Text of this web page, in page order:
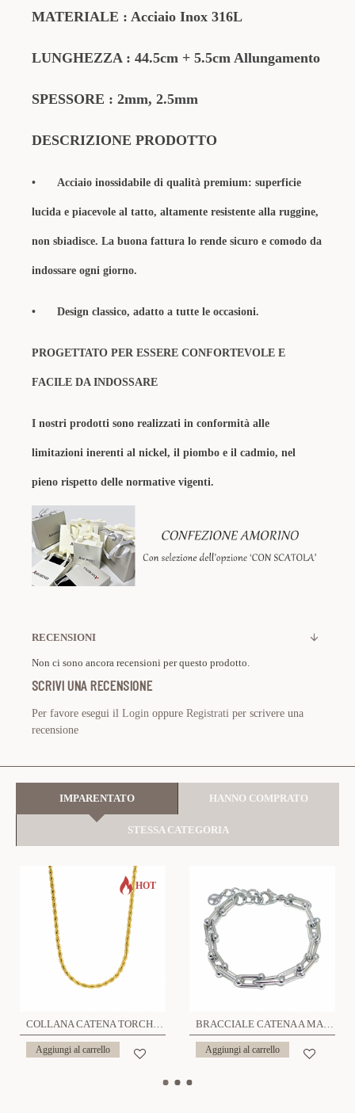
MATERIALE : Acciaio Inox 316L
LUNGHEZZA : 44.5cm + 5.5cm Allungamento
SPESSORE : 2mm, 2.5mm
DESCRIZIONE PRODOTTO
• Acciaio inossidabile di qualità premium: superficie
lucida e piacevole al tatto, altamente resistente alla ruggine,
non sbiadisce. La buona fattura lo rende sicuro e comodo da
indossare ogni giorno.
• Design classico, adatto a tutte le occasioni.
PROGETTATO PER ESSERE CONFORTEVOLE E
FACILE DA INDOSSARE
I nostri prodotti sono realizzati in conformità alle
limitazioni inerenti al nickel, il piombo e il cadmio, nel
pieno rispetto delle normative vigenti.
RECENSIONI
Non ci sono ancora recensioni per questo prodotto.
SCRIVI UNA RECENSIONE
Per favore esegui il Login oppure Registrati per scrivere una
recensione
IMPARENTATO HANNO COMPRATO
STESSA CATEGORIA
HOT
COLLANA CATENA TORCHON - JN2228D781/D782/F173/F174/F175
Aggiungi al carrello
BRACCIALE CATENA A MAGLIE FERRO DI CAVALLO U - JN2268D521
Aggiungi al carrello